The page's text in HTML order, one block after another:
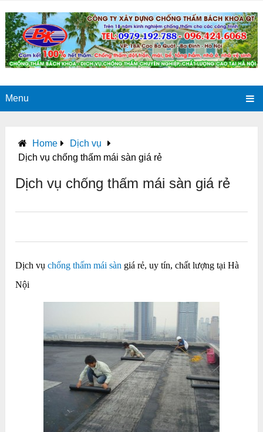
Menu
Home
Dịch vụ
Dịch vụ chống thấm mái sàn giá rẻ
Dịch vụ chống thấm mái sàn giá rẻ
Dịch vụchống thấm mái sàn giá rẻ, uy tín, chất lượng tại Hà
Nội